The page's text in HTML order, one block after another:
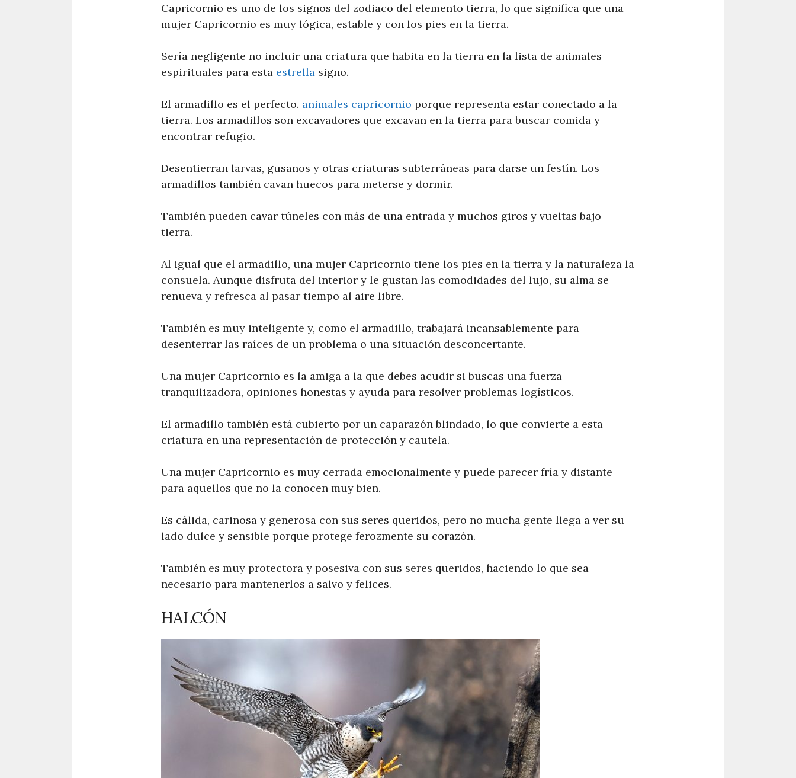
Capricornio es uno de los signos del zodiaco del elemento tierra, lo que significa que una
mujer Capricornio es muy lógica, estable y con los pies en la tierra.
Sería negligente no incluir una criatura que habita en la tierra en la lista de animales
espirituales para esta estrella signo.
El armadillo es el perfecto. animales capricornio porque representa estar conectado a la
tierra. Los armadillos son excavadores que excavan en la tierra para buscar comida y
encontrar refugio.
Desentierran larvas, gusanos y otras criaturas subterráneas para darse un festín. Los
armadillos también cavan huecos para meterse y dormir.
También pueden cavar túneles con más de una entrada y muchos giros y vueltas bajo
tierra.
Al igual que el armadillo, una mujer Capricornio tiene los pies en la tierra y la naturaleza la
consuela. Aunque disfruta del interior y le gustan las comodidades del lujo, su alma se
renueva y refresca al pasar tiempo al aire libre.
También es muy inteligente y, como el armadillo, trabajará incansablemente para
desenterrar las raíces de un problema o una situación desconcertante.
Una mujer Capricornio es la amiga a la que debes acudir si buscas una fuerza
tranquilizadora, opiniones honestas y ayuda para resolver problemas logísticos.
El armadillo también está cubierto por un caparazón blindado, lo que convierte a esta
criatura en una representación de protección y cautela.
Una mujer Capricornio es muy cerrada emocionalmente y puede parecer fría y distante
para aquellos que no la conocen muy bien.
Es cálida, cariñosa y generosa con sus seres queridos, pero no mucha gente llega a ver su
lado dulce y sensible porque protege ferozmente su corazón.
También es muy protectora y posesiva con sus seres queridos, haciendo lo que sea
necesario para mantenerlos a salvo y felices.
HALCÓN